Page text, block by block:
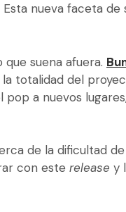
nueva faceta
que suena afuera.
totalidad del
pop a nuevos
de la dificultad
con este release y